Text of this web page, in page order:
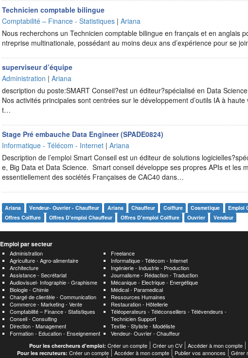
Technicien comptable bilingue
Comptabilité – Finance - Statistiques |Ariana
Nous recherchons un Technicien comptable bilingue en français et en anglais
ntreprise multinationale, possédant au moins deux ans d’expérience pour se
superviseur d’équipe
Administration |Ariana
description du poste:SMART Conseil?est un éditeur?spécialisé en Data
Nos activités principales sont centrées sur le développement d’outils IA à
t…
Stage Pré embauche Data Engineer (SPADE0824)
Informatique - Télécom - Internet |Ariana
Description de l’emploi Smart Conseil est un éditeur de solutions
e, Big Data et Data Science. Smart conseil développe ses propres APIs et les
essentiellement des sociétés Françaises de CAC40 dans…
Ariana Vendeur- Ouvrier - Chauffeur Ariana Chauffeur Coiffure Cosmetique Emploi
Offres Coiffure
Offres D'emploi Chauffeur Offres D'emploi Coiffure Ouvrier Vendeur
Emploi par secteur
Administration
Agriculture - Agro-alimentaire
Architecture
Assistance - Secrétariat
Audiovisuel- Infographie - Graphisme
Biologie - Chimie
Chargé de clientèle - Communication
Commerce - Marketing - Vente
Comptabilité – Finance - Statistiques
Conseil - Consulting
Direction - Management
Formation - Education - Enseignement
Freelance
Informatique - Télécom - Internet
Ingénierie - Industrie - Production
Journalisme - Rédaction - Traduction
Mécanique - Electrique - Energétique
Médical - Paramedical
Ressources Humaines
Restauration - Hôtellerie
Téléoperateurs - Téléconseillers - Télévendeurs -
Technicien Support
Textile - Styliste - Modéliste
Vendeur- Ouvrier - Chauffeur
Pour les chercheurs d'emploi: Créer un compte Créer un CV Accéder à mon compte
Pour les recruteurs: Créer un compte Accéder à mon compte Publier vos annonces Gérer